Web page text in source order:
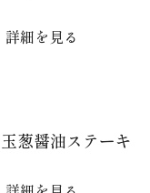
詳細を見る
葱醤油ステーキ